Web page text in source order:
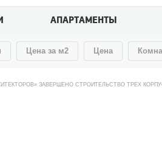
АПАРТАМЕНТЫ
Цена за м2 Цена
ЗАВЕРШЕНО СТРОИТЕЛЬСТВО ТРЕХ